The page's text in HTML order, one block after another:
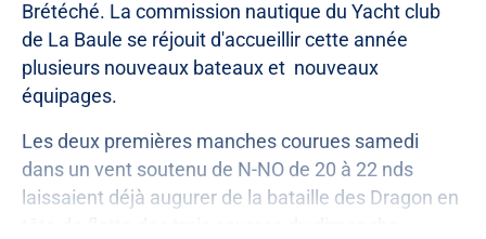
Brétéché. La commission nautique du Yacht club
de La Baule se réjouit d'accueillir cette année
plusieurs nouveaux bateaux et nouveaux
équipages.
Les deux premières manches courues samedi
dans un vent soutenu de N-NO de 20 à 22 nds
laissaient déjà augurer de la bataille des Dragon en